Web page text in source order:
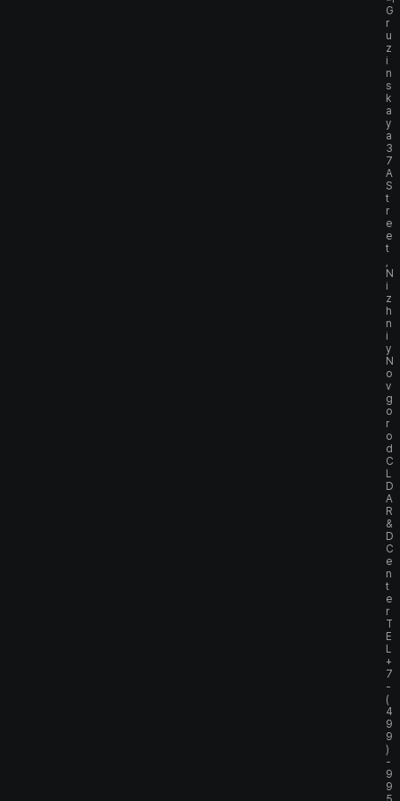
G
r
u
z
i
n
s
k
a
y
a
3
7
A
S
t
r
e
e
t
N
i
z
h
n
i
y
N
o
v
g
o
r
o
d
C
L
D
A
R
&
D
C
e
n
t
e
r
T
E
L
+
7
-
(
4
9
9
)
-
9
9